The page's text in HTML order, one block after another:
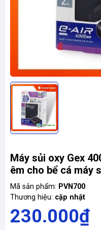
Máy sủi oxy Gex
êm cho bể cá máy
Mã sản phẩm: PVN700
Thương hiệu: cập nhật
230.000₫